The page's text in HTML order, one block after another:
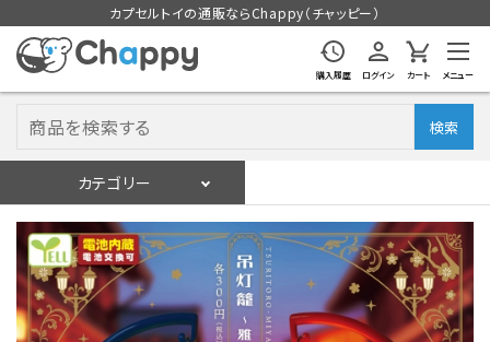
カプセルトイの通販ならChappy（チャッピー）
購入履歴 ログイン カート メニュー
検索
カテゴリー
ログイン 会員登録
入荷スケジュールをチェック